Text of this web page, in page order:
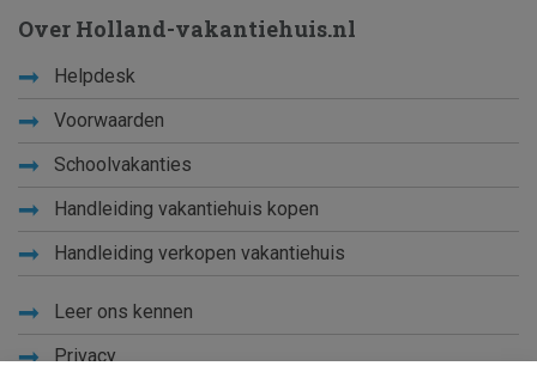
Over Holland-vakantiehuis.nl
Helpdesk
Voorwaarden
Schoolvakanties
Handleiding vakantiehuis kopen
Handleiding verkopen vakantiehuis
Leer ons kennen
Privacy